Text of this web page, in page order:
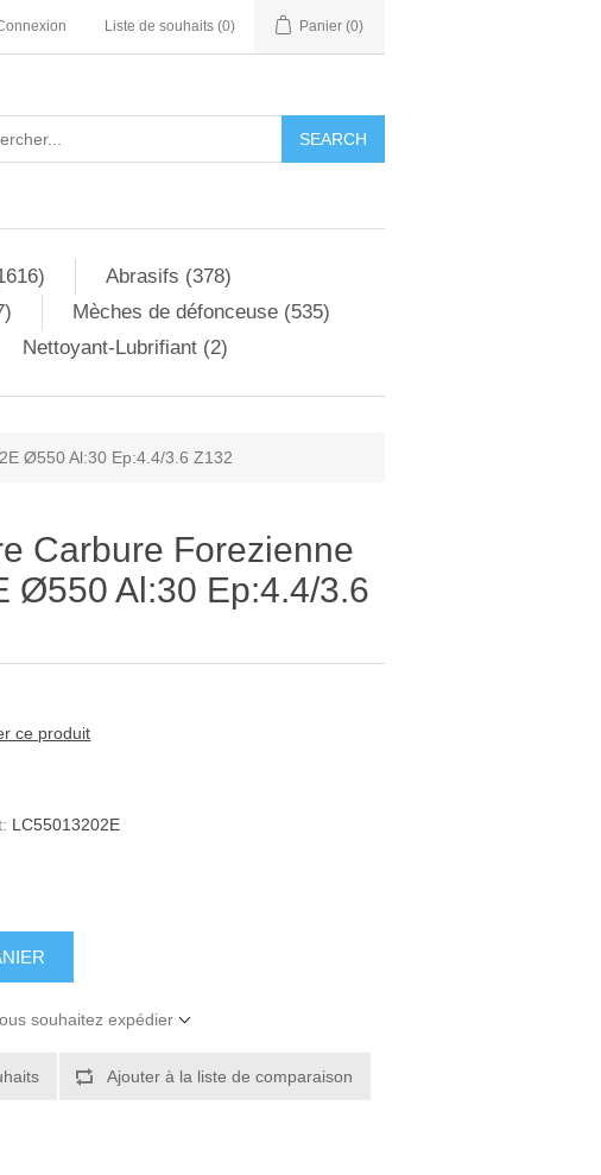
Liste de souhaits (0) Panier (0)
Abrasifs (378)
Mèches de défonceuse (535)
Nettoyant-Lubrifiant (2)
Ø550 Al:30 Ep:4.4/3.6 Z132
Carbure Forezienne
Ø550 Al:30 Ep:4.4/3.6
ce produit
LC55013202E
souhaitez expédier